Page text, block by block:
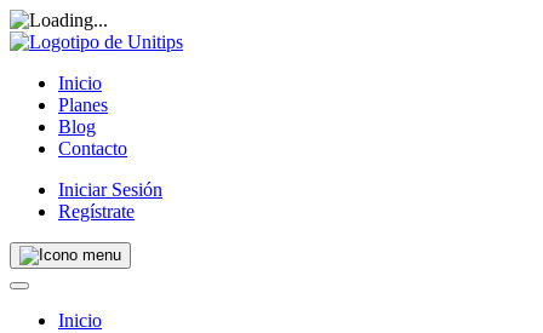
Inicio
Planes
Blog
Contacto
Iniciar Sesión
Regístrate
Inicio